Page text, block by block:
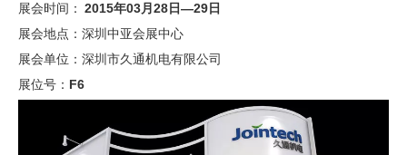
展会时间： 2015年03月28日—29日
展会地点：深圳中亚会展中心
展会单位：深圳市久通机电有限公司
展位号： F6